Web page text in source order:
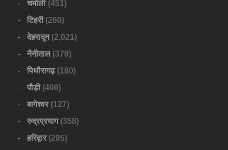
चमोली(451)
टिहरी(260)
देहरादून(2,021)
नैनीताल(379)
पिथौरागढ़(180)
पौड़ी(406)
बागेश्वर(127)
रुद्रप्रयाग(358)
हरिद्वार(295)